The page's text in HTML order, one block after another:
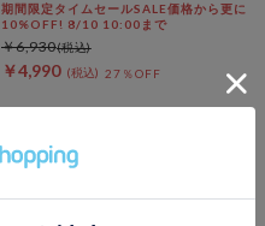
期間限定タイムセールSALE価格から更に
10%OFF! 8/10 10:00まで
￥4,990 27％OFF
￥6,930